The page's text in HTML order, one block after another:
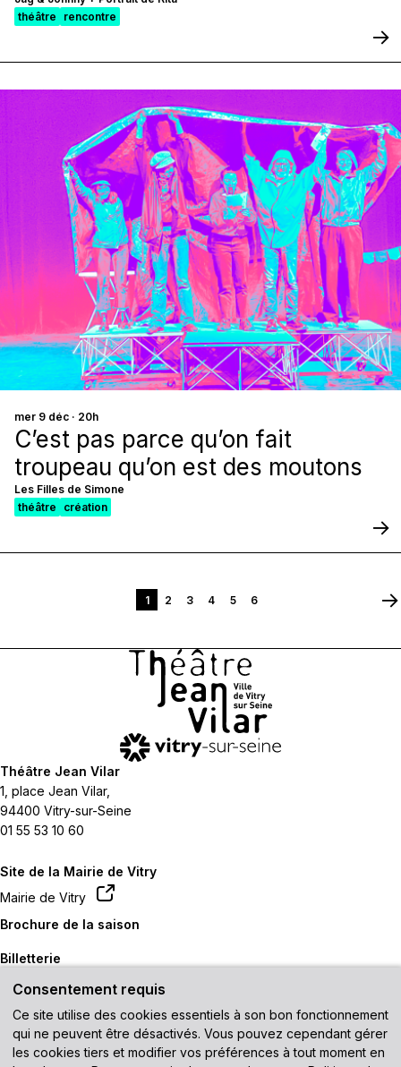
Consentement requis
Ce site utilise des cookies essentiels à son bon fonctionnement
qui ne peuvent être désactivés. Vous pouvez cependant gérer
les cookies tiers et modifier vos préférences à tout moment en
théâtre
rencontre
C’est pas parce qu’on fait
troupeau qu’on est des moutons
mer 9 déc · 20h
Les Filles de Simone
théâtre
création
1 2 3 4 5 6
Théâtre Jean Vilar
1, place Jean Vilar,
94400 Vitry-sur-Seine
01 55 53 10 60
Site de la Mairie de Vitry
Mairie de Vitry
Brochure de la saison
Billetterie
Contactez-nous
Venir au théâtre
Recevez notre newsletter